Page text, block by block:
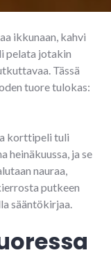
ikkunaan, kahvi
pelata jotakin
Tässä
tuore tulokas:
korttipeli tuli
heinäkuussa, ja se
nauraa,
putkeen
sääntökirjaa.